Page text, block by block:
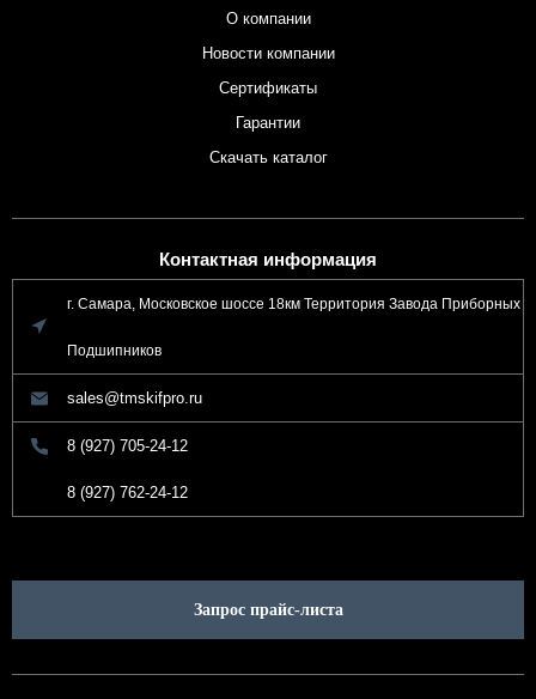
О компании
Новости компании
Сертификаты
Гарантии
Скачать каталог
Контактная информация
г. Самара, Московское шоссе 18км Территория Завода Приборных
Подшипников
sales@tmskifpro.ru
8 (927) 705-24-12
8 (927) 762-24-12
Запрос прайс-листа